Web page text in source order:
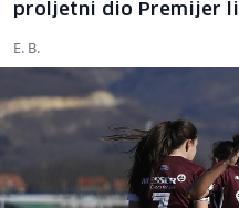
proljetni dio Premijer
E. B.